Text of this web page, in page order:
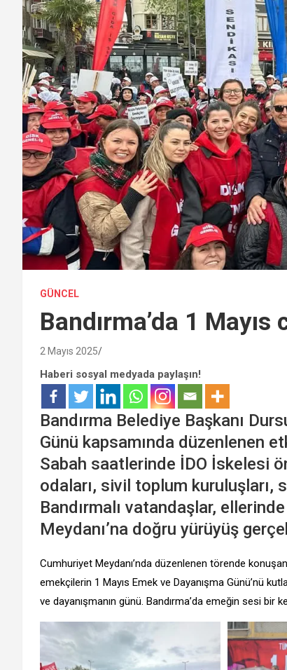
GÜNCEL
Bandırma’da 1 Mayıs
2 Mayıs 2025
Haberi sosyal medyada paylaşın!
Bandırma Belediye Başkanı
Günü kapsamında düzenlenen
Sabah saatlerinde İDO İskelesi
odaları, sivil toplum
Bandırmalı vatandaşlar,
Meydanı’na doğru yürüyüş
Cumhuriyet Meydanı’nda düzenlenen törende
emekçilerin 1 Mayıs Emek ve Dayanışma Günü’nü
ve dayanışmanın günü. Bandırma’da emeğin sesi bir